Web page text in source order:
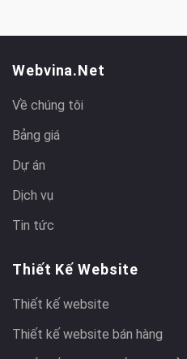
Webvina.net
Về chúng tôi
Bảng giá
Dự án
Dịch vụ
Tin tức
Thiết Kế Website
Thiết kế website
Thiết kế website bán hàng